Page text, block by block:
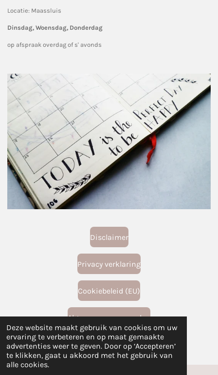
Deze website maakt gebruik van cookies om uw
ervaring te verbeteren en op maat gemaakte
advertenties weer te geven. Door op ‘Accepteren’
te klikken, gaat u akkoord met het gebruik van
alle cookies.
Locatie: Maassluis
Dinsdag, Woensdag, Donderdag
op afspraak overdag of s' avonds
Disclaimer
Privacy verklaring
Cookiebeleid (EU)
Algemene voorwaarden
© 2024 - 2026 de reis van het leven
Powered byJouwWeb